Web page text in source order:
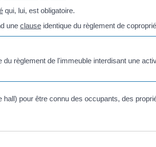
qui, lui, est obligatoire.
une clause identique du règlement de
règlement de l'immeuble interdisant une
pour être connu des occupants, des